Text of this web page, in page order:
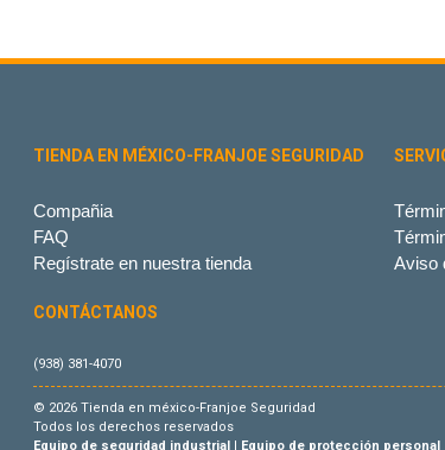
TIENDA EN MÉXICO-FRANJOE SEGURIDAD
Compañia
FAQ
Regístrate en nuestra tienda
Aviso
CONTÁCTANOS
(938) 381-4070
© 2026 Tienda en méxico-Franjoe Seguridad
Todos los derechos reservados
Equipo de seguridad industrial| Equipo de protección personal